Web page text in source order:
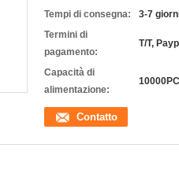
Tempi di consegna:
3-7
Termini di
pagamento:
T/T,
Capacità di
alimentazione:
Contatto